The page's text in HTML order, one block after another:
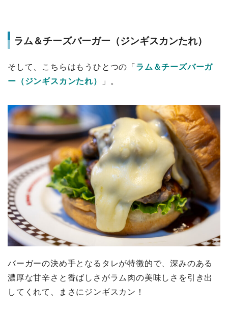
ラム＆チーズバーガー（ジンギスカンたれ）
そして、こちらはもうひとつの「 ラム＆チーズバーガ
ー（ジンギスカンたれ）
」。
バーガーの決め手となるタレが特徴的で、深みのある
濃厚な甘辛さと香ばしさがラム肉の美味しさを引き出
してくれて、まさにジンギスカン！